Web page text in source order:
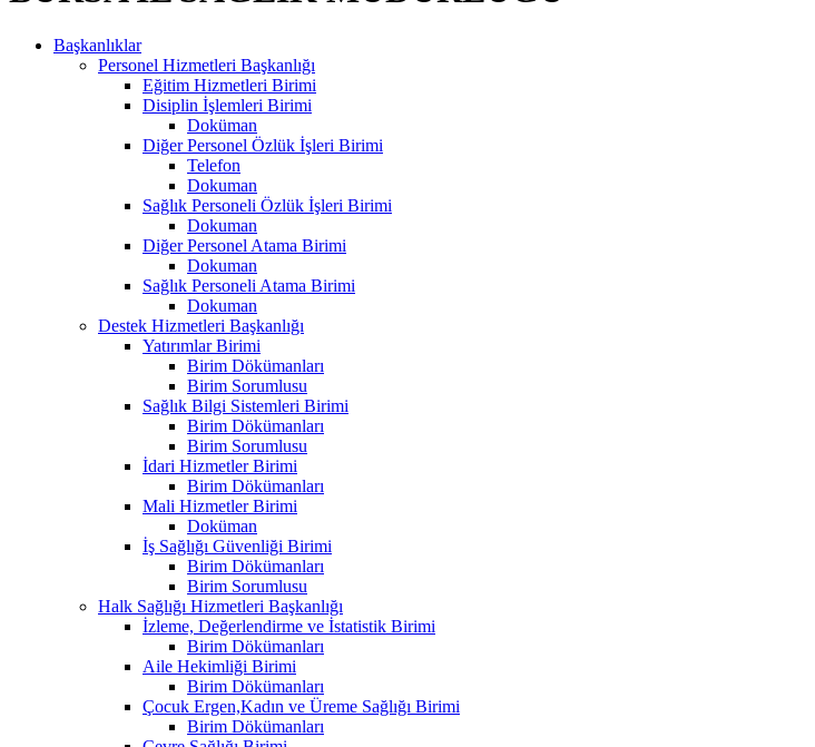
Başkanlıklar
Personel Hizmetleri Başkanlığı
Eğitim Hizmetleri Birimi
Disiplin İşlemleri Birimi
Doküman
Diğer Personel Özlük İşleri Birimi
Telefon
Dokuman
Sağlık Personeli Özlük İşleri Birimi
Dokuman
Diğer Personel Atama Birimi
Dokuman
Sağlık Personeli Atama Birimi
Dokuman
Destek Hizmetleri Başkanlığı
Yatırımlar Birimi
Birim Dökümanları
Birim Sorumlusu
Sağlık Bilgi Sistemleri Birimi
Birim Dökümanları
Birim Sorumlusu
İdari Hizmetler Birimi
Birim Dökümanları
Mali Hizmetler Birimi
Doküman
İş Sağlığı Güvenliği Birimi
Birim Dökümanları
Birim Sorumlusu
Halk Sağlığı Hizmetleri Başkanlığı
İzleme, Değerlendirme ve İstatistik Birimi
Birim Dökümanları
Aile Hekimliği Birimi
Birim Dökümanları
Çocuk Ergen,Kadın ve Üreme Sağlığı Birimi
Birim Dökümanları